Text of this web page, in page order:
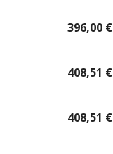
396,00 €
408,51 €
408,51 €